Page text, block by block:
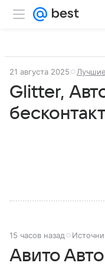
21 августа 2025
Glitter,
15 часов назад
Авито